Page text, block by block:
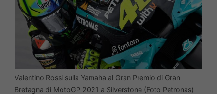
Valentino Rossi sulla Yamaha al Gran Premio di Gran
Bretagna di MotoGP 2021 a Silverstone (Foto Petronas)